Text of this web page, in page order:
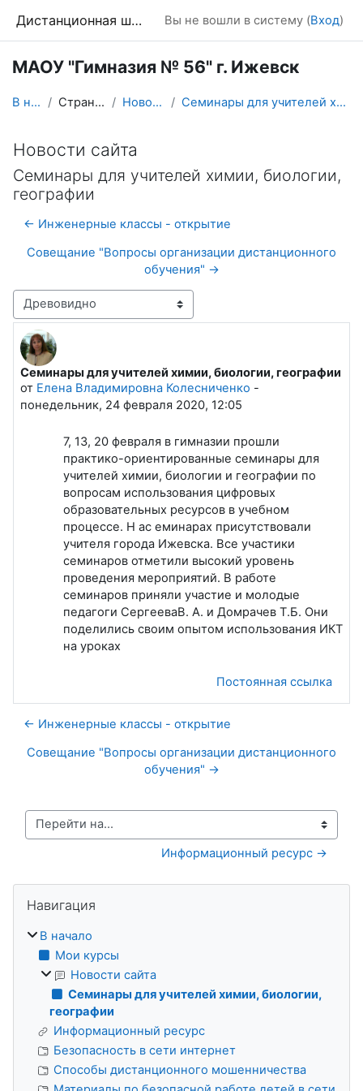
Дистанционная школа Вы не вошли в систему (Вход)
МАОУ "Гимназия № 56" г. Ижевск
В начало Страницы сайта Новости сайта Семинары для учителей химии, биологии, географии
Новости сайта
Семинары для учителей химии, биологии,
географии
← Инженерные классы - открытие
Совещание "Вопросы организации дистанционного
обучения" →
Режим отображения
Семинары для учителей химии, биологии, географии
от Елена Владимировна Колесниченко -
понедельник, 24 февраля 2020, 12:05
Количество ответов: 0
7, 13, 20 февраля в гимназии прошли
практико-ориентированные семинары для
учителей химии, биологии и географии по
вопросам использования цифровых
образовательных ресурсов в учебном
процессе. Н ас еминарах присутствовали
учителя города Ижевска. Все участики
семинаров отметили высокий уровень
проведения мероприятий. В работе
семинаров приняли участие и молодые
педагоги СергееваВ. А. и Домрачев Т.Б. Они
поделились своим опытом использования ИКТ
на уроках
Постоянная ссылка
← Инженерные классы - открытие
Совещание "Вопросы организации дистанционного
обучения" →
Перейти на...
Информационный ресурс →
Блоки
Навигация
В начало
Мои курсы
Новости сайта
Семинары для учителей химии, биологии,
географии
Информационный ресурс
Безопасность в сети интернет
Способы дистанционного мошенничества